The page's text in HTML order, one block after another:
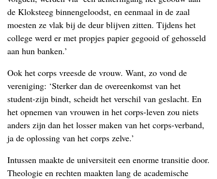
de Kloksteeg binnengeloodst, en eenmaal in de zaal
moesten ze vlak bij de deur blijven zitten. Tijdens het
college werd er met propjes papier gegooid of gehosseld
aan hun banken.’
Ook het corps vreesde de vrouw. Want, zo vond de
vereniging: ‘Sterker dan de overeenkomst van het
student-zijn bindt, scheidt het verschil van geslacht. En
het opnemen van vrouwen in het corps-leven zou niets
anders zijn dan het losser maken van het corps-verband,
ja de oplossing van het corps zelve.’
Intussen maakte de universiteit een enorme transitie door.
Theologie en rechten maakten lang de academische